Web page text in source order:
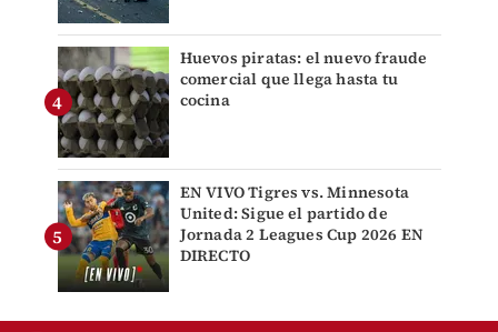
Huevos piratas: el nuevo fraude
comercial que llega hasta tu
cocina
EN VIVO Tigres vs. Minnesota
United: Sigue el partido de
Jornada 2 Leagues Cup 2026 EN
DIRECTO